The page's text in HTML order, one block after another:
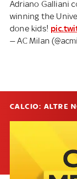
Adriano Galliani
winning the
done kids!
— AC Milan
CALCIO: ALTRE